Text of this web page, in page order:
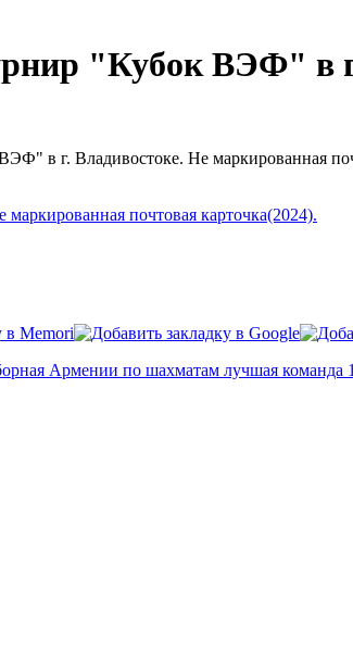
"Кубок ВЭФ" в
в г. Владивостоке. Не маркированная
Армении по шахматам лучшая команда